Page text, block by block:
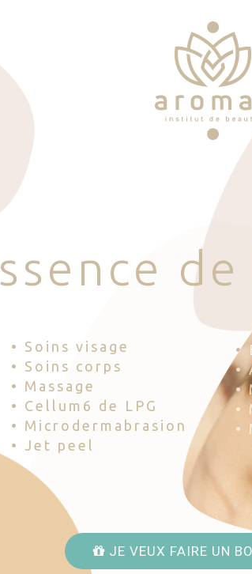
sse nce d e
• Soins visage
• Soins corps
• Massage
• Cellum6 de LPG
• Microdermabrasion
• Jet peel
•
•
•
•
•
JE VEUX FAIRE UN